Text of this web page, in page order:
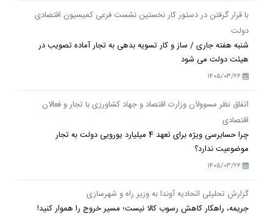
با قرار گرفتن در دستور کار نخستین نشست فرعی کمیسیون اقتصادی
دولت
شنبه هفته جاری / ساز و کار تسویه بدهی به تجار آماده تصویب در
هیئت دولت می شود
۱۴۰۵/۰۳/۲۶
اتفاق نظر مسوولان وزارت اقتصاد و جهاد کشاورزی با تجار و فعالان
اقتصادی
چرا حسابرسی ویژه برای تعهد 4 میلیارد یورویی دولت به تجار
موضوعیت ندارد؟
۱۴۰۵/۰۳/۲۶
گزارش تحلیلی اتحادیه آوندا به وزیر راه و شهرسازی
جریمه، راهکار کاهش رسوب کالا نیست؛ مسیر خروج را هموار کنید!